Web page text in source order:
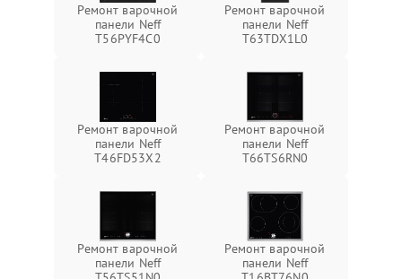
Ремонт варочной
панели Neff
T56PYF4C0
Ремонт варочной
панели Neff
T63TDX1L0
Ремонт варочной
панели Neff
T46FD53X2
Ремонт варочной
панели Neff
T66TS6RN0
Ремонт варочной
панели Neff
Ремонт варочной
панели Neff